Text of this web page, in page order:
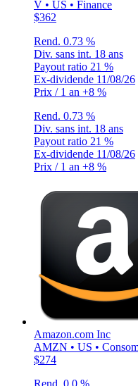
V • US • Finance
$362
Rend. 0.73 %
Div. sans int. 18 ans
Payout ratio 21 %
Ex-dividende 11/08/26
Prix / 1 an +8 %
Rend. 0.73 %
Div. sans int. 18 ans
Payout ratio 21 %
Ex-dividende 11/08/26
Prix / 1 an +8 %
Amazon.com Inc
AMZN • US •
$274
Rend. 0.0 %